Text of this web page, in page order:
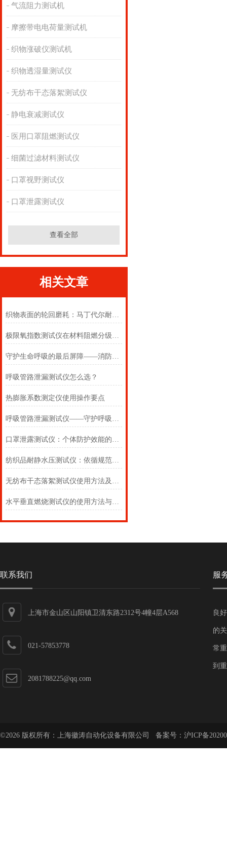
气流阻力测试机
摩擦带电电荷量测试机
织物涨破仪测试机
织物透湿量测试仪
无纺布干态落絮测试仪
静电衰减测试仪
医用口罩阻燃测试仪
细菌过滤材料测试仪
口罩视野测试仪
口罩泄露测试仪
查看全部
相关文章
织物表面的轮回磨耗：马丁代尔耐磨仪在多点轨迹与压力恒定下的耐用叙事
极限氧指数测试仪在材料阻燃分级中的浓度边界判定
守护生命呼吸的最后屏障——消防自救呼吸器防护性能测试仪的全面检测
呼吸管路泄漏测试仪怎么选？
热膨胀系数测定仪使用操作要点
呼吸管路泄漏测试仪——守护呼吸类医疗器械安全的精密检测方案
口罩泄露测试仪：个体防护效能的科学评估仪器
纺织品耐静水压测试仪：依循规范，精准测防渗
无纺布干态落絮测试仪使用方法及注意事项详解
水平垂直燃烧测试仪的使用方法与注意事项
联系我们
上海市金山区山阳镇卫清东路2312号4幢4层A568
021-57853778
2081788225@qq.com
服
良
的
常
到
©2026 版权所有：上海徽涛自动化设备有限公司 备案号： 沪ICP备